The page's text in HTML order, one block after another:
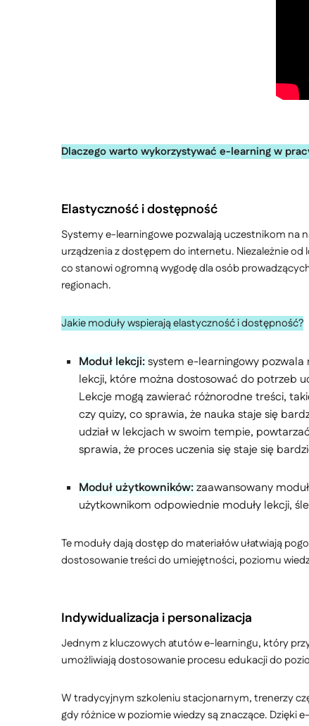
Dlaczego warto wykorzystywać e-learning w
Elastyczność i dostępność
Systemy e-learningowe pozwalają uczestnikom na
urządzenia z dostępem do internetu. Niezależnie
co stanowi ogromną wygodę dla osób
regionach.
Jakie moduły wspierają elastyczność i dostępność?
Moduł lekcji:system e-learningowy
lekcji, które można dostosować do potrzeb
Lekcje mogą zawierać różnorodne treści,
czy quizy, co sprawia, że nauka staje się
udział w lekcjach w swoim tempie,
sprawia, że proces uczenia się staje się
Moduł użytkowników:zaawansowany
użytkownikom odpowiednie moduły lekcji,
Te moduły dają dostęp do materiałów ułatwiają
dostosowanie treści do umiejętności, poziomu
Indywidualizacja i personalizacja
Jednym z kluczowych atutów e-learningu, który
umożliwiają dostosowanie procesu edukacji do
W tradycyjnym szkoleniu stacjonarnym, trenerzy
gdy różnice w poziomie wiedzy są znaczące. Dzięki